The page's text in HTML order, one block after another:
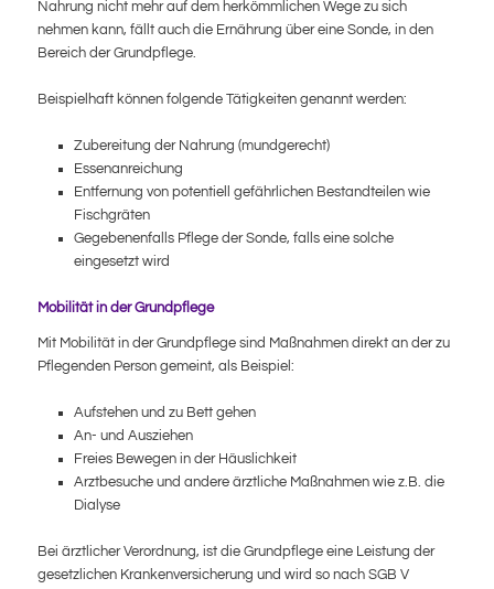
Nahrung nicht mehr auf dem herkömmlichen Wege zu sich
nehmen kann, fällt auch die Ernährung über eine Sonde, in den
Bereich der Grundpflege.
Beispielhaft können folgende Tätigkeiten genannt werden:
Zubereitung der Nahrung (mundgerecht)
Essenanreichung
Entfernung von potentiell gefährlichen Bestandteilen wie
Fischgräten
Gegebenenfalls Pflege der Sonde, falls eine solche
eingesetzt wird
Mobilität in der Grundpflege
Mit Mobilität in der Grundpflege sind Maßnahmen direkt an der zu
Pflegenden Person gemeint, als Beispiel:
Aufstehen und zu Bett gehen
An- und Ausziehen
Freies Bewegen in der Häuslichkeit
Arztbesuche und andere ärztliche Maßnahmen wie z.B. die
Dialyse
Bei ärztlicher Verordnung, ist die Grundpflege eine Leistung der
gesetzlichen Krankenversicherung und wird so nach SGB V